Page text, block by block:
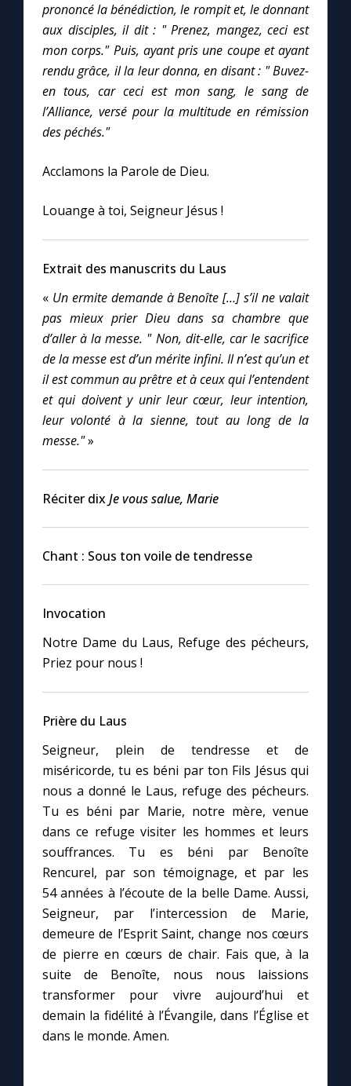
Chapelet pour le monde
Contact
Faire un don
Marie de Nazareth
prononcé la bénédiction, le rompit et, le donnant
aux disciples, il dit : " Prenez, mangez, ceci est
mon corps." Puis, ayant pris une coupe et ayant
rendu grâce, il la leur donna, en disant : " Buvez-
en tous, car ceci est mon sang, le sang de
l’Alliance, versé pour la multitude en rémission
des péchés."
Acclamons la Parole de Dieu.
Louange à toi, Seigneur Jésus !
Extrait des manuscrits du Laus
« Un ermite demande à Benoîte […] s’il ne valait
pas mieux prier Dieu dans sa chambre que
d’aller à la messe. " Non, dit-elle, car le sacrifice
de la messe est d’un mérite infini. Il n’est qu’un et
il est commun au prêtre et à ceux qui l’entendent
et qui doivent y unir leur cœur, leur intention,
leur volonté à la sienne, tout au long de la
messe."»
Réciter dix Je vous salue, Marie
Chant : Sous ton voile de tendresse
Invocation
Notre Dame du Laus, Refuge des pécheurs,
Priez pour nous !
Prière du Laus
Seigneur, plein de tendresse et de
miséricorde, tu es béni par ton Fils Jésus qui
nous a donné le Laus, refuge des pécheurs.
Tu es béni par Marie, notre mère, venue
dans ce refuge visiter les hommes et leurs
souffrances. Tu es béni par Benoîte
Rencurel, par son témoignage, et par les
54 années à l’écoute de la belle Dame. Aussi,
Seigneur, par l’intercession de Marie,
demeure de l’Esprit Saint, change nos cœurs
de pierre en cœurs de chair. Fais que, à la
suite de Benoîte, nous nous laissions
transformer pour vivre aujourd’hui et
demain la fidélité à l’Évangile, dans l’Église et
dans le monde. Amen.